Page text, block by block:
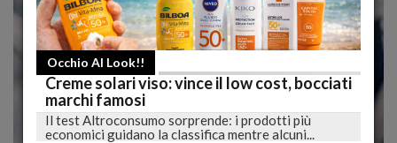
Occhio Al Look!!
Creme solari viso: vince il low cost, bocciati
marchi famosi
Il test Altroconsumo sorprende: i prodotti più
economici guidano la classifica mentre alcuni...